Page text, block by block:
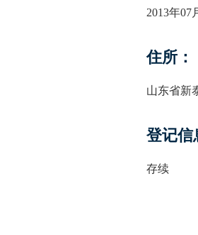
2013年07
住所：
山东省新
登记信
存续